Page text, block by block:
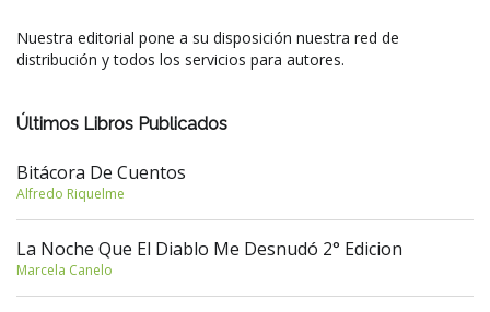
Nuestra editorial pone a su disposición nuestra red de
distribución y todos los servicios para autores.
Últimos Libros Publicados
Bitácora De Cuentos
Alfredo Riquelme
La Noche Que El Diablo Me Desnudó 2° Edicion
Marcela Canelo